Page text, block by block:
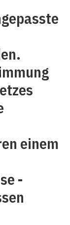
einem